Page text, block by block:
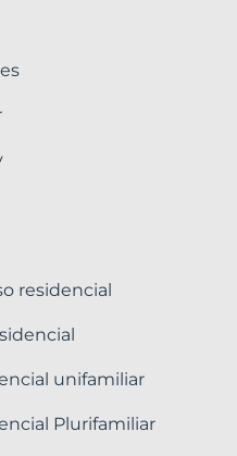
residencial
unifamiliar
Plurifamiliar